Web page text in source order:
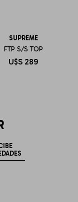
SUPREME
FTP S/S TOP
U$S 289